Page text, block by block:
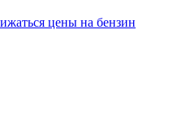
цены на бензин